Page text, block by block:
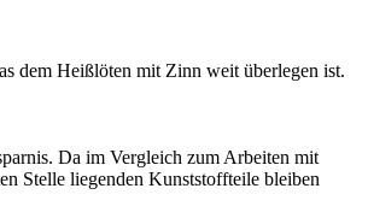
dem Heißlöten mit Zinn weit überlegen ist.
Da im Vergleich zum Arbeiten mit
Stelle liegenden Kunststoffteile bleiben